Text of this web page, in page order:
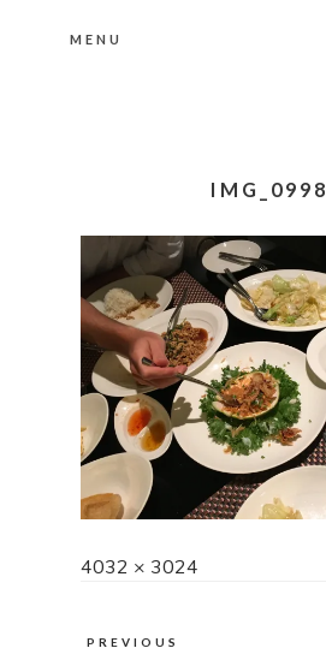
MENU
IMG_0998
Full
4032 × 3024
PREVIOUS